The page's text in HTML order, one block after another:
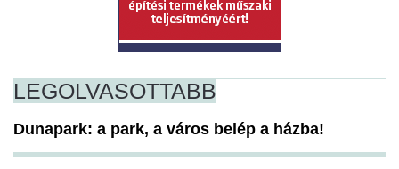
LEGOLVASOTTABB
Dunapark: a park, a város belép a házba!